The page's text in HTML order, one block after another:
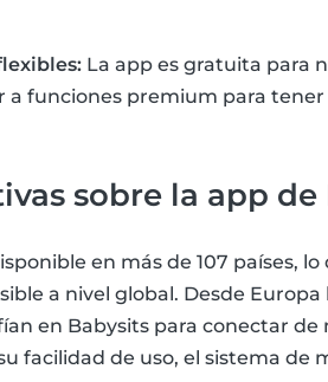
La app es gratuita para
a funciones premium para
sobre la app de
en más de 107 países,
a nivel global. Desde Europa
en Babysits para conectar de
facilidad de uso, el sistema de